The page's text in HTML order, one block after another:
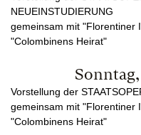
NEUEINSTUDIERUNG
gemeinsam mit "Florentiner
"Colombinens Heirat"
Vorstellung der
gemeinsam mit "Florentiner
"Colombinens Heirat"